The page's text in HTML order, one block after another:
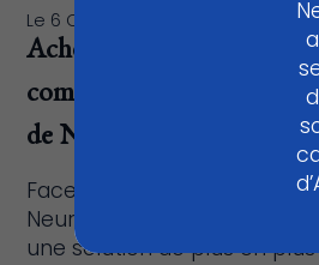
Le 6 Oct 2025
Acheter ou louer
complet 2026 pour
de Neurofeedback
Face à l’essor des
Neurofeedback Dynamique
une solution de plus en